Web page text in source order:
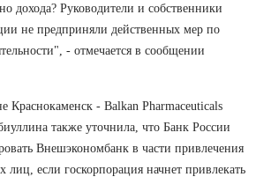
дохода? Руководители и собственники
не предприняли действенных мер по
- отмечается в сообщении
Краснокаменск - Balkan Pharmaceuticals
также уточнила, что Банк России
Внешэкономбанк в части привлечения
лиц, если госкорпорация начнет привлекать